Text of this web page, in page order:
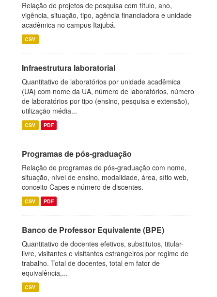
Relação de projetos de pesquisa com título, ano,
vigência, situação, tipo, agência financiadora e unidade
acadêmica no campus Itajubá.
CSV
Infraestrutura laboratorial
Quantitativo de laboratórios por unidade acadêmica
(UA) com nome da UA, número de laboratórios, número
de laboratórios por tipo (ensino, pesquisa e extensão),
utilização média...
CSV PDF
Programas de pós-graduação
Relação de programas de pós-graduação com nome,
situação, nível de ensino, modalidade, área, sítio web,
conceito Capes e número de discentes.
CSV PDF
Banco de Professor Equivalente (BPE)
Quantitativo de docentes efetivos, substitutos, titular-
livre, visitantes e visitantes estrangeiros por regime de
trabalho. Total de docentes, total em fator de
equivalência,...
CSV